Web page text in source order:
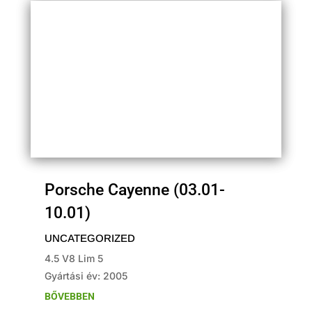
Porsche Cayenne (03.01-
10.01)
UNCATEGORIZED
4.5 V8 Lim 5
Gyártási év: 2005
BŐVEBBEN